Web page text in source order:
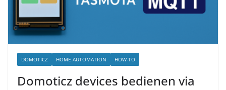
DOMOTICZ HOME AUTOMATION HOW-TO
Domoticz devices bedienen via